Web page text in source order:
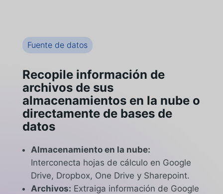
Fuente de datos
Recopile información de
archivos de sus
almacenamientos en la nube o
directamente de bases de
datos
Almacenamiento en la nube:
Interconecta hojas de cálculo en Google
Drive, Dropbox, One Drive y Sharepoint.
Archivos: Extraiga información de Google